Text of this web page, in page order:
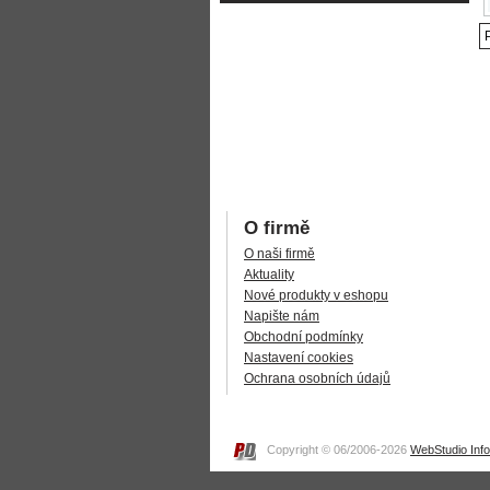
O firmě
O naši firmě
Aktuality
Nové produkty v eshopu
Napište nám
Obchodní podmínky
Nastavení cookies
Ochrana osobních údajů
Copyright © 06/2006-2026 WebStudio